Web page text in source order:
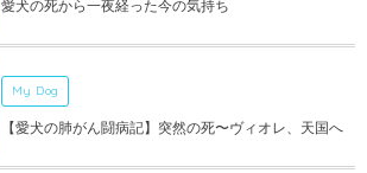
愛犬の死から一夜経った今の気持ち
My Dog
【愛犬の肺がん闘病記】突然の死〜ヴィオレ、天国へ